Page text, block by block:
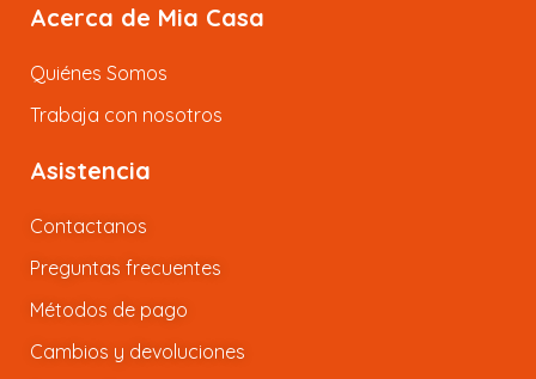
Acerca de Mia Casa
Quiénes Somos
Trabaja con nosotros
Asistencia
Contactanos
Preguntas frecuentes
Métodos de pago
Cambios y devoluciones